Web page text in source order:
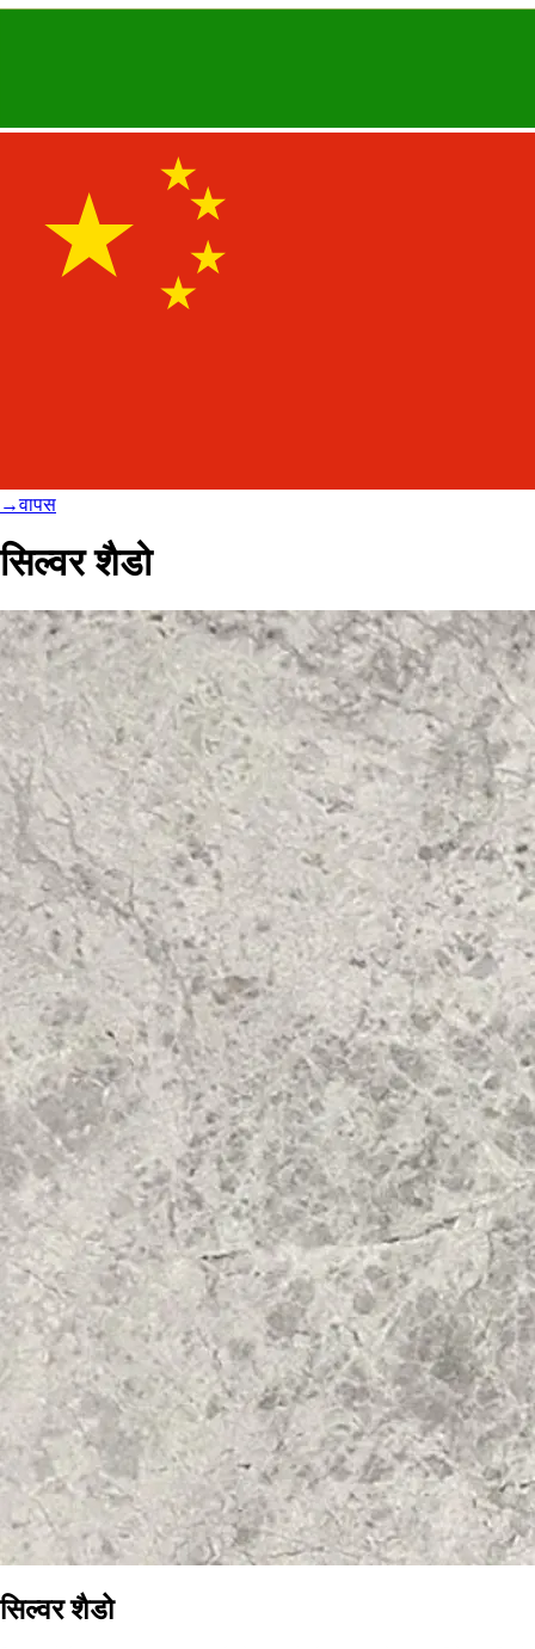
→वापस
सिल्वर शैडो
सिल्वर शैडो